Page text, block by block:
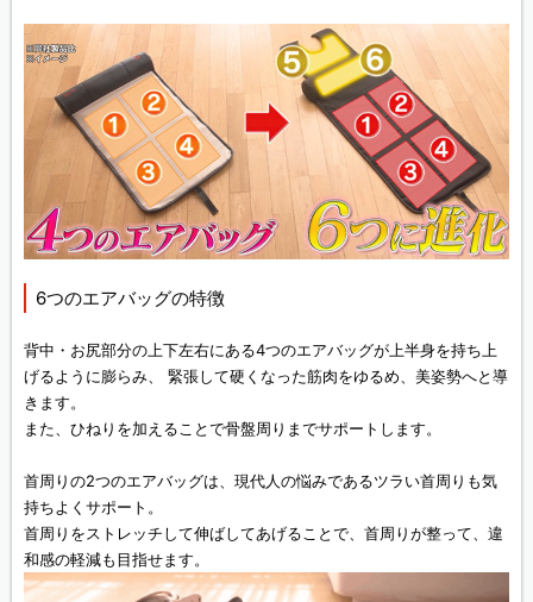
6つのエアバッグの特徴
背中・お尻部分の上下左右にある4つのエアバッグが上半身を持ち上
げるように膨らみ、 緊張して硬くなった筋肉をゆるめ、美姿勢へと導
きます。
また、ひねりを加えることで骨盤周りまでサポートします。
首周りの2つのエアバッグは、現代人の悩みであるツラい首周りも気
持ちよくサポート。
首周りをストレッチして伸ばしてあげることで、首周りが整って、違
和感の軽減も目指せます。